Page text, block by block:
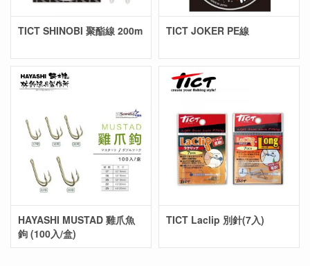
TICT SHINOBI 聚酯線 200m TICT JOKER PE線
HAYASHI MUSTAD 雞爪魚
鉤 (100入/盒)
TICT Laclip 別針(7入)